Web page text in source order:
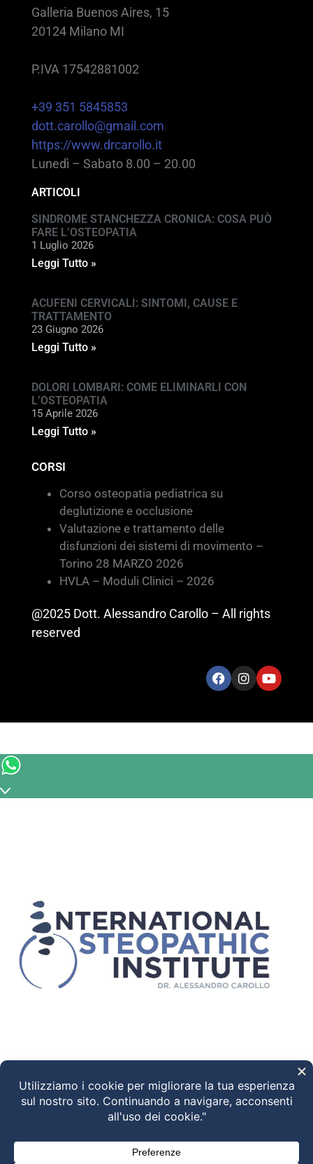
Galleria Buenos Aires, 15
20124 Milano MI
P.IVA 17542881002
+39 351 5845853
dott.carollo@gmail.com
https://www.drcarollo.it
Lunedì – Sabato 8.00 – 20.00
ARTICOLI
SINDROME STANCHEZZA CRONICA: COSA PUÒ
FARE L’OSTEOPATIA
1 Luglio 2026
Leggi Tutto »
ACUFENI CERVICALI: SINTOMI, CAUSE E
TRATTAMENTO
23 Giugno 2026
Leggi Tutto »
DOLORI LOMBARI: COME ELIMINARLI CON
L’OSTEOPATIA
15 Aprile 2026
Leggi Tutto »
CORSI
Corso osteopatia pediatrica su
deglutizione e occlusione
Valutazione e trattamento delle
disfunzioni dei sistemi di movimento –
Torino 28 MARZO 2026
HVLA – Moduli Clinici – 2026
@2025 Dott. Alessandro Carollo – All rights
reserved
Ciao! Come possiamo aiutarti?
18:04